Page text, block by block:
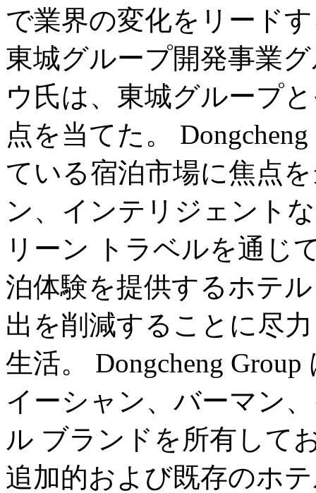
で業界の変化をリード
東城グループ開発事業
ウ氏は、東城グループ
点を当てた。
ている宿泊市場に焦点
ン、インテリジェント
リーン トラベルを通じ
泊体験を提供するホテ
出を削減することに尽
生活。 Dongcheng
イーシャン、バーマン
ル ブランドを所有して
追加的および既存のホ